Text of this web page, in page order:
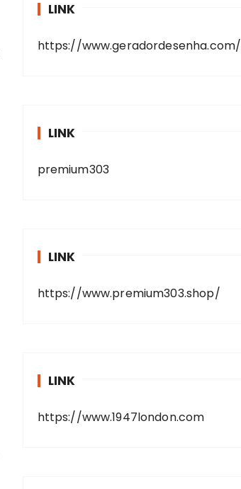
LINK
https://www.geradordesenha.com/
LINK
premium303
LINK
https://www.premium303.shop/
LINK
https://www.1947london.com